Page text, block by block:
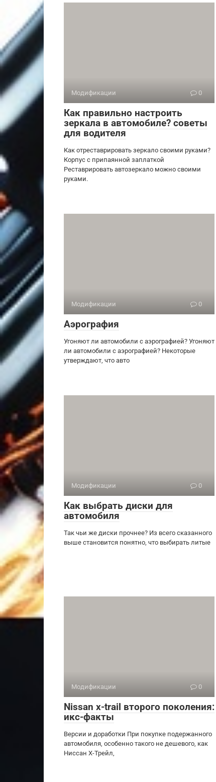
Модификации 0
Как правильно настроить
зеркала в автомобиле? советы
для водителя
Как отреставрировать зеркало своими руками?
Корпус с припаянной заплаткой
Реставрировать автозеркало можно своими
руками.
Модификации 0
Аэрография
Угоняют ли автомобили с аэрографией? Угоняют
ли автомобили с аэрографией? Некоторые
утверждают, что авто
Модификации 0
Как выбрать диски для
автомобиля
Так чьи же диски прочнее? Из всего сказанного
выше становится понятно, что выбирать литые
Модификации 0
Nissan x-trail второго поколения:
икс-факты
Версии и доработки При покупке подержанного
автомобиля, особенно такого не дешевого, как
Ниссан Х-Трейл,